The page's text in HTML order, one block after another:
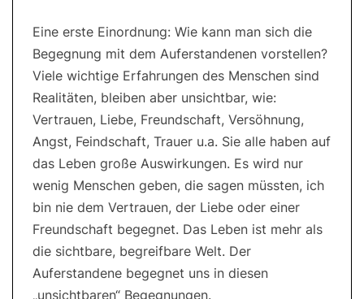
Eine erste Einordnung: Wie kann man sich die
Begegnung mit dem Auferstandenen vorstellen?
Viele wichtige Erfahrungen des Menschen sind
Realitäten, bleiben aber unsichtbar, wie:
Vertrauen, Liebe, Freundschaft, Versöhnung,
Angst, Feindschaft, Trauer u.a. Sie alle haben auf
das Leben große Auswirkungen. Es wird nur
wenig Menschen geben, die sagen müssten, ich
bin nie dem Vertrauen, der Liebe oder einer
Freundschaft begegnet. Das Leben ist mehr als
die sichtbare, begreifbare Welt. Der
Auferstandene begegnet uns in diesen
„unsichtbaren“ Begegnungen.